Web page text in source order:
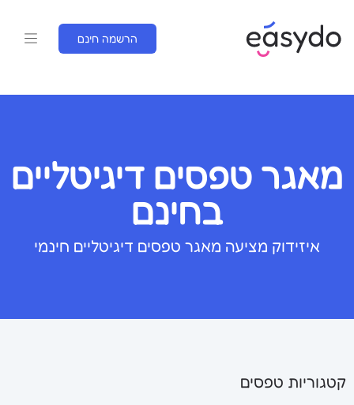
הרשמה חינם
מאגר טפסים דיגיטליים
בחינם
איזידוק מציעה מאגר טפסים דיגיטליים חינמי
קטגוריות טפסים